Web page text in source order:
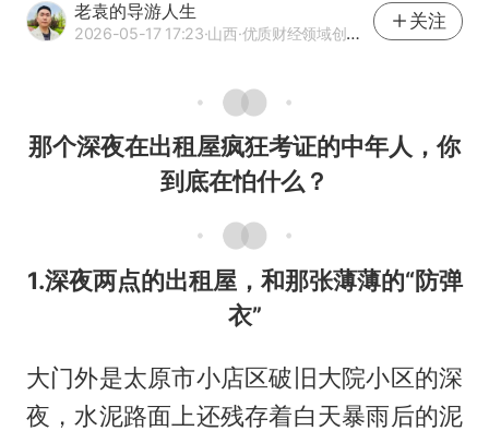
老袁的导游人生
2026-05-17 17:23·山西·优质财经领域创作者
关注
那个深夜在出租屋疯狂考证的中年人，你
到底在怕什么？
1.深夜两点的出租屋，和那张薄薄的“防弹
衣”
大门外是太原市小店区破旧大院小区的深
夜，水泥路面上还残存着白天暴雨后的泥